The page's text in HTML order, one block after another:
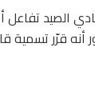
الصيد تفاعل
قرّر تسمية